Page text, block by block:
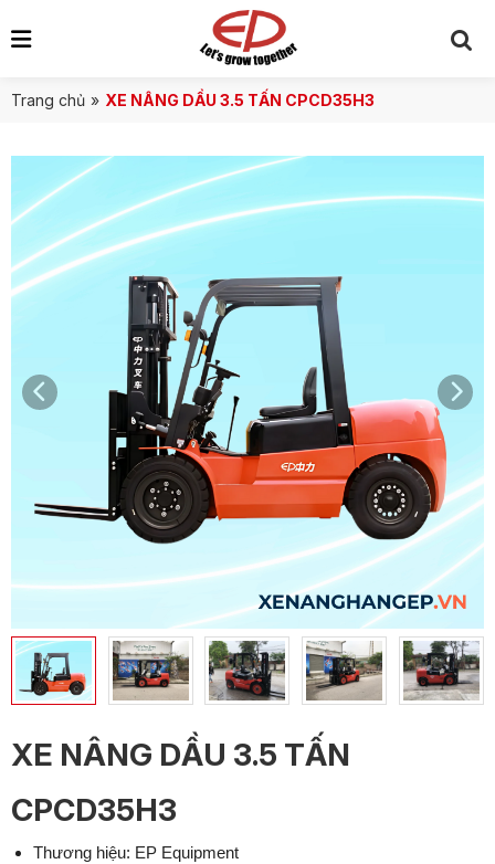
Trang chủ » XE NÂNG DẦU 3.5 TẤN CPCD35H3
XE NÂNG DẦU 3.5 TẤN
CPCD35H3
Thương hiệu: EP Equipment